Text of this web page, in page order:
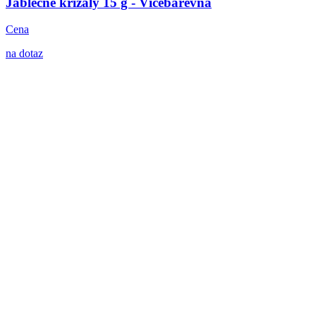
Cena
na dotaz